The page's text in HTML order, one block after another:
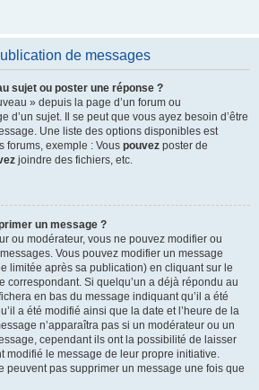
de messages
sujet ou poster une réponse ?
» depuis la page d’un forum ou
d’un sujet. Il se peut que vous ayez besoin d’être
Une liste des options disponibles est
forums, exemple : Vous pouvez poster de
joindre des fichiers, etc.
un message ?
ou modérateur, vous ne pouvez modifier ou
Vous pouvez modifier un message
limitée après sa publication) en cliquant sur le
correspondant. Si quelqu’un a déjà répondu au
en bas du message indiquant qu’il a été
a été modifié ainsi que la date et l’heure de la
n’apparaîtra pas si un modérateur ou un
cependant ils ont la possibilité de laisser
modifié le message de leur propre initiative.
peuvent pas supprimer un message une fois que